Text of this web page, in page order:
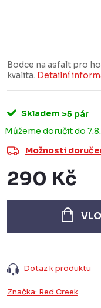
Bodce na asfalt pro
kvalita. Detailní
Skladem >5 pár
Možnosti
290 Kč
cena:
Dotaz k produktu
Značka: Red Creek